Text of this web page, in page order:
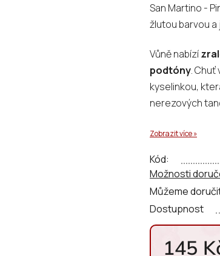
je
0,0
z
hvězdiček.
San Martino -
žlutou barvou a
Vůně nabízí
podtóny. Chuť
kyselinkou,
nerezových
Zobrazit více »
Dostupnost
Můžeme
Možnosti
Kód:
145